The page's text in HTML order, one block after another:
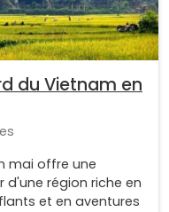
du Vietnam en
mai offre une
région riche en
et en aventures